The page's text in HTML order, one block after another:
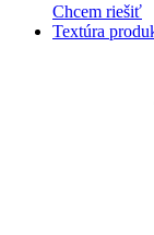
Chcem riešiť
Textúra